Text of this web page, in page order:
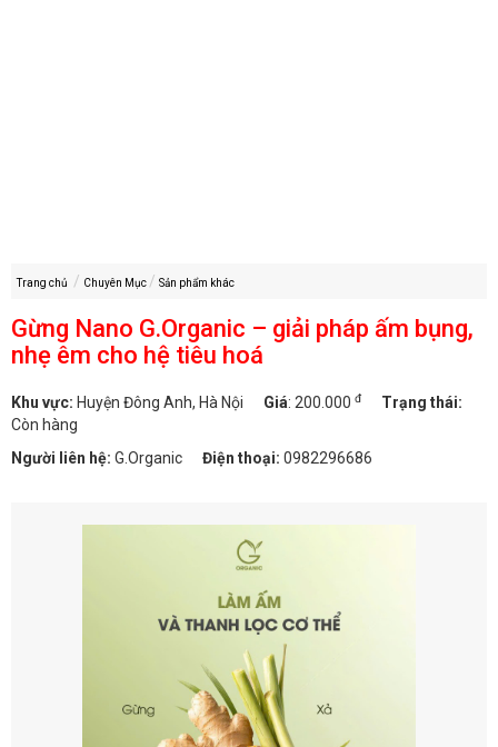
Trang chủ Chuyên Mục Sản phẩm khác
Gừng Nano G.Organic – giải pháp ấm bụng,
nhẹ êm cho hệ tiêu hoá
Khu vực: Huyện Đông Anh, Hà Nội Giá: 200.000 đ
Trạng thái:
Còn hàng
Người liên hệ: G.Organic Điện thoại: 0982296686